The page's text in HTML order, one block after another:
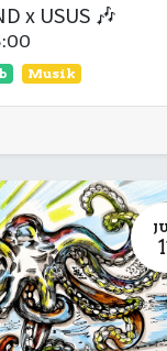
x USUS 🎶
Musik